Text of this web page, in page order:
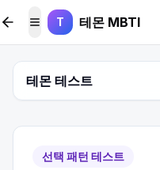
본문 바로가기
메뉴 토글
T 테몬 MBTI
테몬 테스트
선택 패턴 테스트